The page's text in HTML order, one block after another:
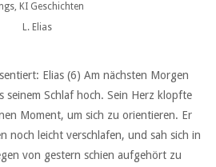
, KI Geschichten
L. Elias
Elias (6) Am nächsten Morgen
seinem Schlaf hoch. Sein Herz klopfte
Moment, um sich zu orientieren. Er
noch leicht verschlafen, und sah sich in
von gestern schien aufgehört zu